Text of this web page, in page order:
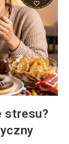
stresu?